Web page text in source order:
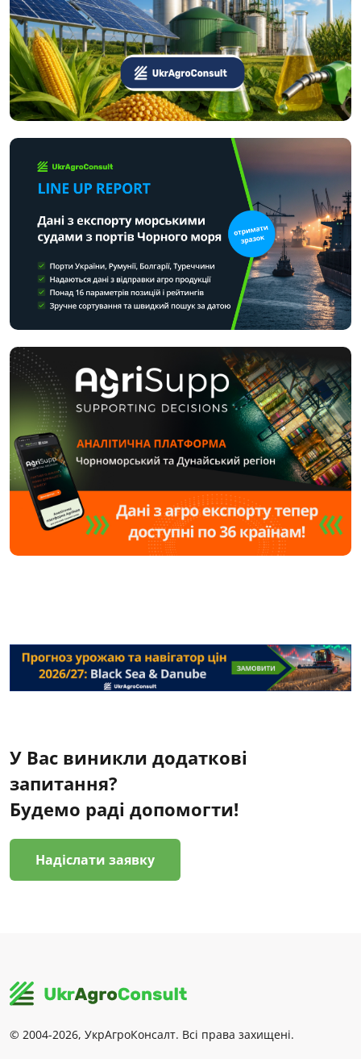
У Вас виникли додаткові
запитання?
Будемо раді допомогти!
Надіслати заявку
© 2004-2026, УкрАгроКонсалт. Всі права захищені.